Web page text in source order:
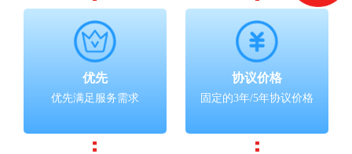
优先
优先满足服务需求
协议价格
固定的3年/5年协议价格